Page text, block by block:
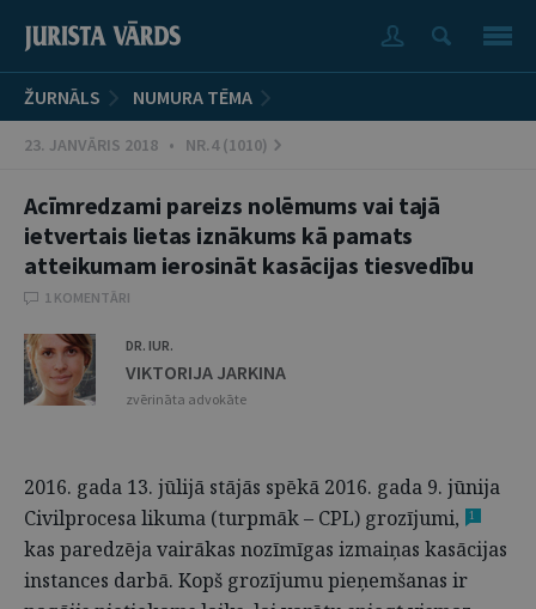
ŽURNĀLS NUMURA TĒMA
23. JANVĀRIS 2018 • NR.4 (1010)
Acīmredzami pareizs nolēmums vai tajā
ietvertais lietas iznākums kā pamats
atteikumam ierosināt kasācijas tiesvedību
1 KOMENTĀRI
DR. IUR.
VIKTORIJA JARKINA
zvērināta advokāte
2016. gada 13. jūlijā stājās spēkā 2016. gada 9. jūnija
Civilprocesa likuma (turpmāk – CPL) grozījumi,
1
kas paredzēja vairākas nozīmīgas izmaiņas kasācijas
instances darbā. Kopš grozījumu pieņemšanas ir